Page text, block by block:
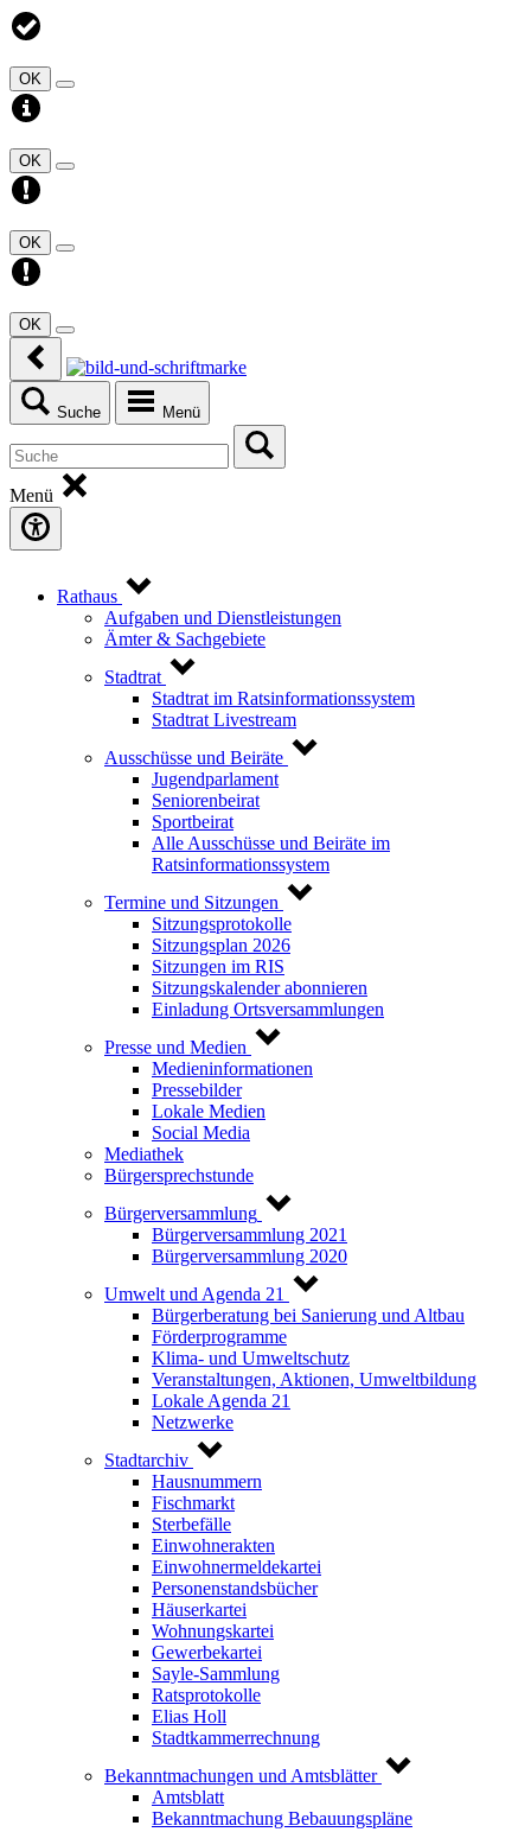
OK
OK
OK
OK
Suche Menü
Menü
Rathaus
Aufgaben und Dienstleistungen
Ämter & Sachgebiete
Stadtrat
Stadtrat im Ratsinformationssystem
Stadtrat Livestream
Ausschüsse und Beiräte
Jugendparlament
Seniorenbeirat
Sportbeirat
Alle Ausschüsse und Beiräte im
Ratsinformationssystem
Termine und Sitzungen
Sitzungsprotokolle
Sitzungsplan 2026
Sitzungen im RIS
Sitzungskalender abonnieren
Einladung Ortsversammlungen
Presse und Medien
Medieninformationen
Pressebilder
Lokale Medien
Social Media
Mediathek
Bürgersprechstunde
Bürgerversammlung
Bürgerversammlung 2021
Bürgerversammlung 2020
Umwelt und Agenda 21
Bürgerberatung bei Sanierung und Altbau
Förderprogramme
Klima- und Umweltschutz
Veranstaltungen, Aktionen, Umweltbildung
Lokale Agenda 21
Netzwerke
Stadtarchiv
Hausnummern
Fischmarkt
Sterbefälle
Einwohnerakten
Einwohnermeldekartei
Personenstandsbücher
Häuserkartei
Wohnungskartei
Gewerbekartei
Sayle-Sammlung
Ratsprotokolle
Elias Holl
Stadtkammerrechnung
Bekanntmachungen und Amtsblätter
Amtsblatt
Bekanntmachung Bebauungspläne